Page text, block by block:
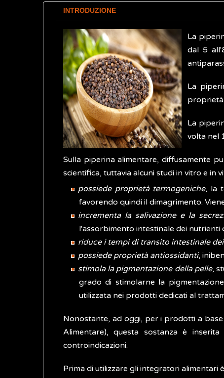
INTRODUZIONE
La
dal 5
La
proprietà
La
volta nel
Sulla piperina alimentare, diffusamente
scientifica, tuttavia alcuni studi in vitro e in
possiede proprietà termogeniche, la
favorendo quindi il dimagrimento.
incrementa la salivazione e la
l'assorbimento intestinale dei nutrienti
riduce i tempi di transito intestinale
possiede proprietà antiossidanti,
stimola la pigmentazione della pelle,
grado di stimolarne la
utilizzata nei prodotti dedicati al
Nonostante, ad oggi, per i prodotti a
Alimentare), questa sostanza è inserita
controindicazioni.
Prima di utilizzare gli integratori